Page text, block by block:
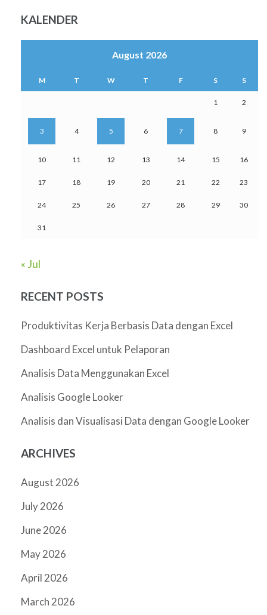
KALENDER
August 2026
M T W T F S S
1 2
3 4 5 6 7 8 9
10 11 12 13 14 15 16
17 18 19 20 21 22 23
24 25 26 27 28 29 30
31
« Jul
RECENT POSTS
Produktivitas Kerja Berbasis Data dengan Excel
Dashboard Excel untuk Pelaporan
Analisis Data Menggunakan Excel
Analisis Google Looker
Analisis dan Visualisasi Data dengan Google Looker
ARCHIVES
August 2026
July 2026
June 2026
May 2026
April 2026
March 2026